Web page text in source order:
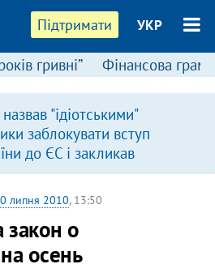
Підтримати УКР
гривні” Фінансова
"ідіотськими"
заблокувати вступ
до ЄС і закликав
антиукраїнську
липня 2010, 13:50
закон о
осень